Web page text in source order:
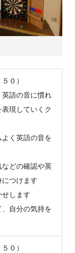
０）
語の音に慣れ
現していくク
よく英語の音を
などの確認や英
つけます
せします
、自分の気持を
０）